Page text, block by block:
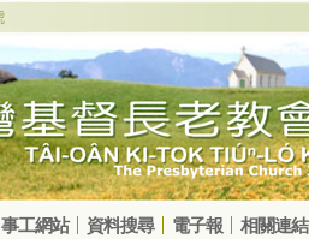
事工網站 資料搜尋 電子報 相關連結